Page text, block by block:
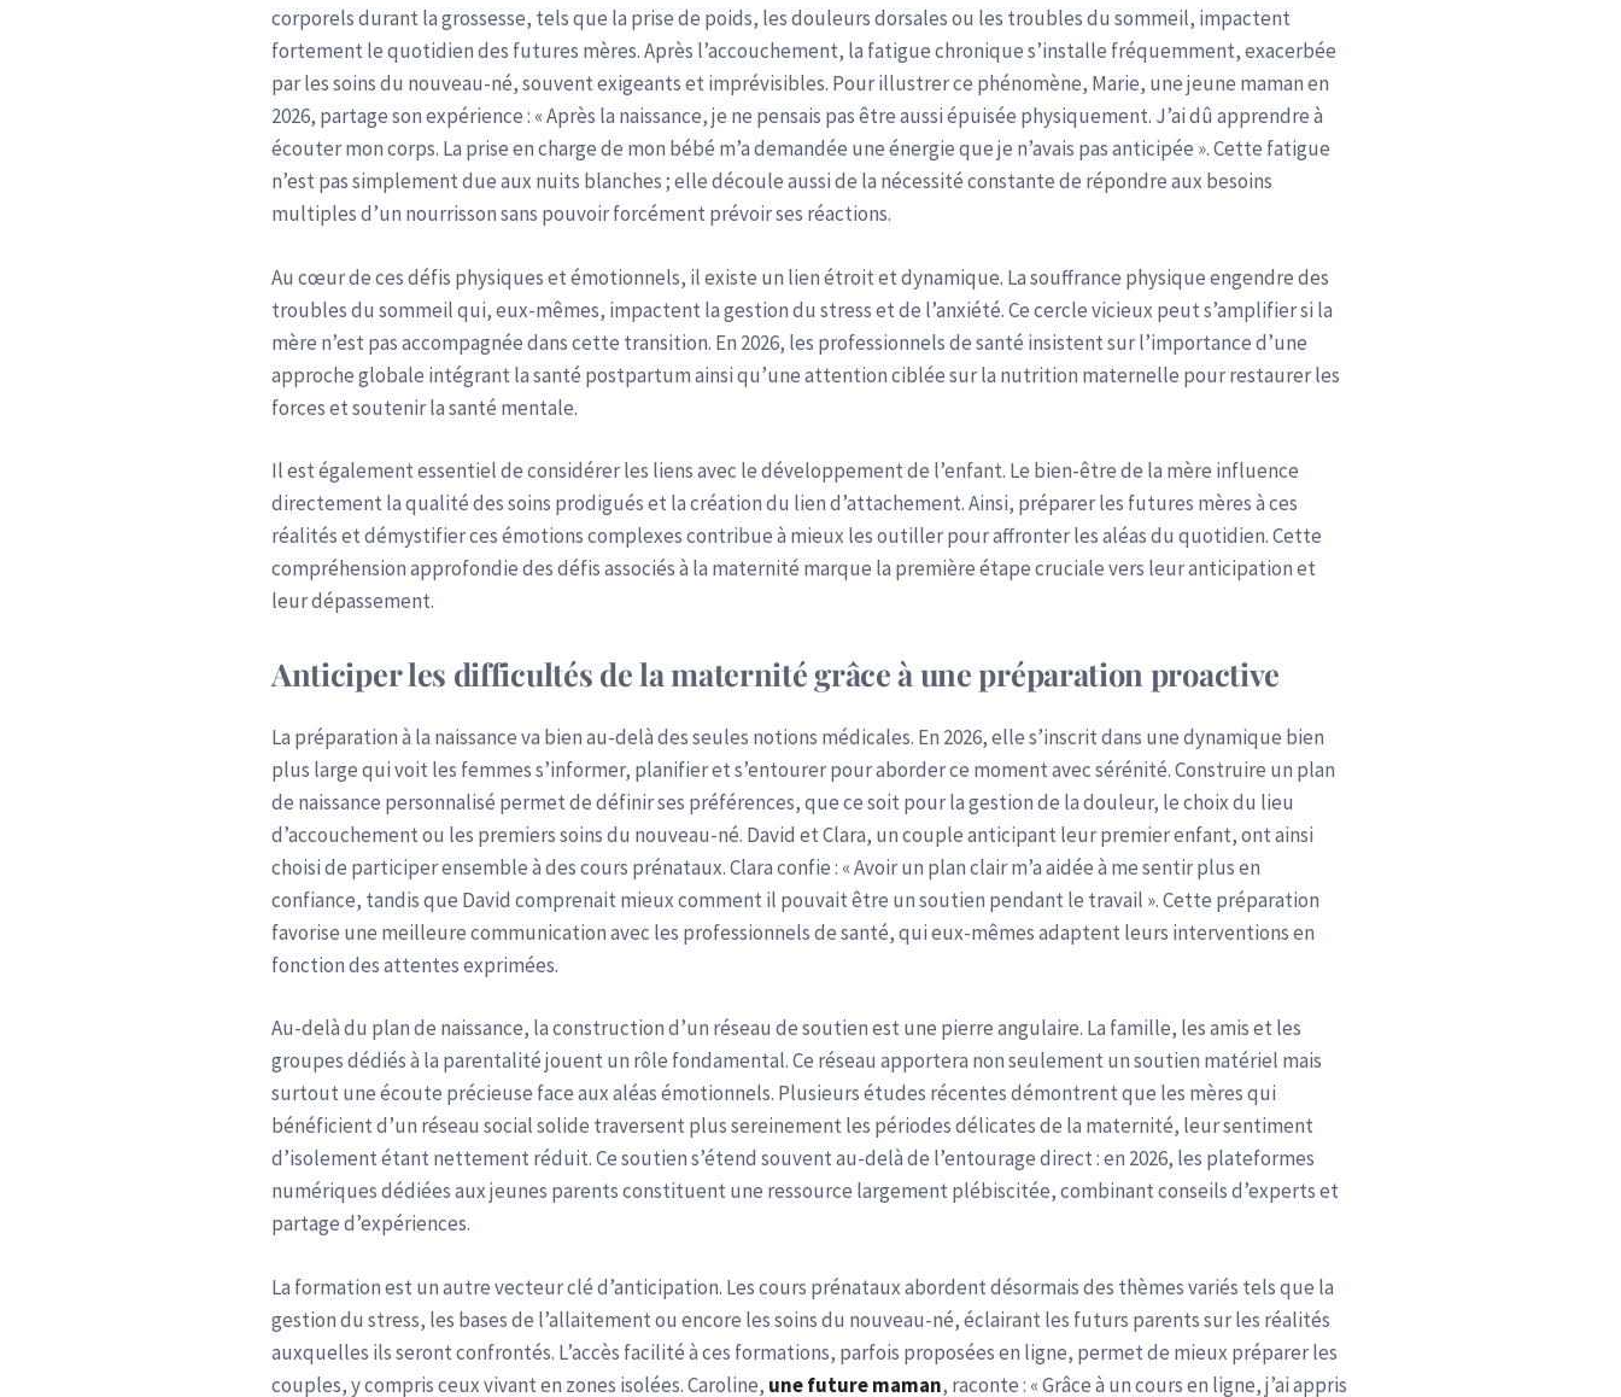
corporels durant la grossesse, tels que la prise de poids, les douleurs dorsales ou les troubles du sommeil, impactent
fortement le quotidien des futures mères. Après l’accouchement, la fatigue chronique s’installe fréquemment, exacerbée
par les soins du nouveau-né, souvent exigeants et imprévisibles. Pour illustrer ce phénomène, Marie, une jeune maman en
2026, partage son expérience : « Après la naissance, je ne pensais pas être aussi épuisée physiquement. J’ai dû apprendre à
écouter mon corps. La prise en charge de mon bébé m’a demandée une énergie que je n’avais pas anticipée ». Cette fatigue
n’est pas simplement due aux nuits blanches ; elle découle aussi de la nécessité constante de répondre aux besoins
multiples d’un nourrisson sans pouvoir forcément prévoir ses réactions.
Au cœur de ces défis physiques et émotionnels, il existe un lien étroit et dynamique. La souffrance physique engendre des
troubles du sommeil qui, eux-mêmes, impactent la gestion du stress et de l’anxiété. Ce cercle vicieux peut s’amplifier si la
mère n’est pas accompagnée dans cette transition. En 2026, les professionnels de santé insistent sur l’importance d’une
approche globale intégrant la santé postpartum ainsi qu’une attention ciblée sur la nutrition maternelle pour restaurer les
forces et soutenir la santé mentale.
Il est également essentiel de considérer les liens avec le développement de l’enfant. Le bien-être de la mère influence
directement la qualité des soins prodigués et la création du lien d’attachement. Ainsi, préparer les futures mères à ces
réalités et démystifier ces émotions complexes contribue à mieux les outiller pour affronter les aléas du quotidien. Cette
compréhension approfondie des défis associés à la maternité marque la première étape cruciale vers leur anticipation et
leur dépassement.
Anticiper les difficultés de la maternité grâce à une préparation proactive
La préparation à la naissance va bien au-delà des seules notions médicales. En 2026, elle s’inscrit dans une dynamique bien
plus large qui voit les femmes s’informer, planifier et s’entourer pour aborder ce moment avec sérénité. Construire un plan
de naissance personnalisé permet de définir ses préférences, que ce soit pour la gestion de la douleur, le choix du lieu
d’accouchement ou les premiers soins du nouveau-né. David et Clara, un couple anticipant leur premier enfant, ont ainsi
choisi de participer ensemble à des cours prénataux. Clara confie : « Avoir un plan clair m’a aidée à me sentir plus en
confiance, tandis que David comprenait mieux comment il pouvait être un soutien pendant le travail ». Cette préparation
favorise une meilleure communication avec les professionnels de santé, qui eux-mêmes adaptent leurs interventions en
fonction des attentes exprimées.
Au-delà du plan de naissance, la construction d’un réseau de soutien est une pierre angulaire. La famille, les amis et les
groupes dédiés à la parentalité jouent un rôle fondamental. Ce réseau apportera non seulement un soutien matériel mais
surtout une écoute précieuse face aux aléas émotionnels. Plusieurs études récentes démontrent que les mères qui
bénéficient d’un réseau social solide traversent plus sereinement les périodes délicates de la maternité, leur sentiment
d’isolement étant nettement réduit. Ce soutien s’étend souvent au-delà de l’entourage direct : en 2026, les plateformes
numériques dédiées aux jeunes parents constituent une ressource largement plébiscitée, combinant conseils d’experts et
partage d’expériences.
La formation est un autre vecteur clé d’anticipation. Les cours prénataux abordent désormais des thèmes variés tels que la
gestion du stress, les bases de l’allaitement ou encore les soins du nouveau-né, éclairant les futurs parents sur les réalités
auxquelles ils seront confrontés. L’accès facilité à ces formations, parfois proposées en ligne, permet de mieux préparer les
couples, y compris ceux vivant en zones isolées. Caroline, une future maman, raconte : « Grâce à un cours en ligne, j’ai appris